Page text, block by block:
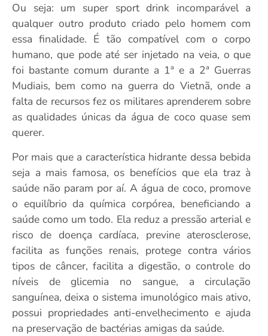
Ou seja: um super sport drink incomparável a
qualquer outro produto criado pelo homem com
essa finalidade. É tão compatível com o corpo
humano, que pode até ser injetado na veia, o que
foi bastante comum durante a 1ª e a 2ª Guerras
Mudiais, bem como na guerra do Vietnã, onde a
falta de recursos fez os militares aprenderem sobre
as qualidades únicas da água de coco quase sem
querer.
Por mais que a característica hidrante dessa bebida
seja a mais famosa, os benefícios que ela traz à
saúde não param por aí. A água de coco, promove
o equilíbrio da química corpórea, beneficiando a
saúde como um todo. Ela reduz a pressão arterial e
risco de doença cardíaca, previne aterosclerose,
facilita as funções renais, protege contra vários
tipos de câncer, facilita a digestão, o controle do
níveis de glicemia no sangue, a circulação
sanguínea, deixa o sistema imunológico mais ativo,
possui propriedades anti-envelhecimento e ajuda
na preservação de bactérias amigas da saúde.